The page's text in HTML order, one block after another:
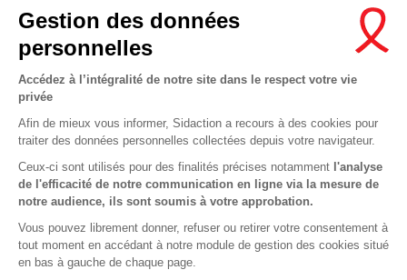
Gestion des données
personnelles
Accédez à l’intégralité de notre site dans le respect votre vie
privée
Afin de mieux vous informer, Sidaction a recours à des cookies pour
traiter des données personnelles collectées depuis votre navigateur.
Ceux-ci sont utilisés pour des finalités précises notamment l'analyse
de l'efficacité de notre communication en ligne via la mesure de
notre audience, ils sont soumis à votre approbation.
Vous pouvez librement donner, refuser ou retirer votre consentement à
tout moment en accédant à notre module de gestion des cookies situé
en bas à gauche de chaque page.
Newsletter
Nous suivre sur les réseaux :
MENTIONS LÉGALES
CONDITIONS D’UTILISATION ET PROTECTION DES DONNÉES
COOKIES
This site uses cookies and gives you control over what you want to
En savoir plus